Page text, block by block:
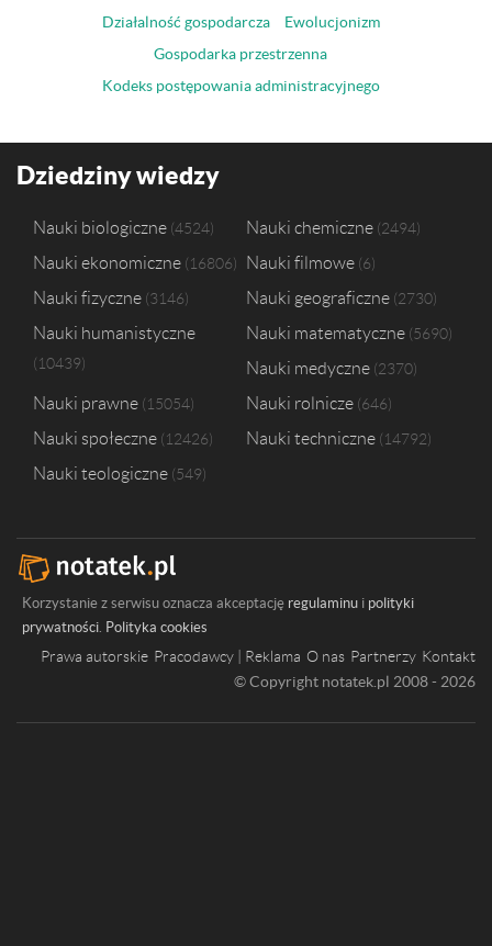
Działalność gospodarcza
Ewolucjonizm
Gospodarka przestrzenna
Kodeks postępowania administracyjnego
Dziedziny wiedzy
Nauki biologiczne 4524 Nauki chemiczne 2494
Nauki ekonomiczne 16806 Nauki filmowe 6
Nauki fizyczne 3146 Nauki geograficzne 2730
Nauki humanistyczne
10439
Nauki matematyczne 5690
Nauki medyczne 2370
Nauki prawne 15054 Nauki rolnicze 646
Nauki społeczne 12426 Nauki techniczne 14792
Nauki teologiczne 549
Korzystanie z serwisu oznacza akceptację regulaminu i polityki
prywatności. Polityka cookies
Prawa autorskie Pracodawcy | Reklama O nas Partnerzy Kontakt
© Copyright notatek.pl 2008 - 2026